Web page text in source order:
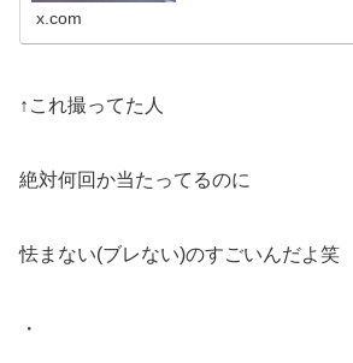
x.com
↑これ撮ってた人
絶対何回か当たってるのに
怯まない(ブレない)のすごいんだよ笑
・